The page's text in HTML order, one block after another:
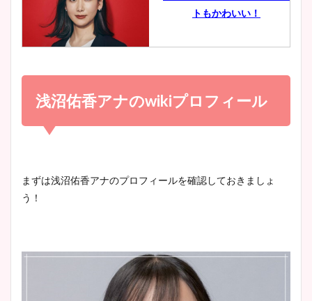
とめ！美脚や水着姿に年齢も
宇賀神メグアナのニット画像
トもかわいい！
小室瑛莉子のカップ画像まと
め！足が美脚でニット衣装も
かわいい！
清水麻椰アナのかわいい画
大家彩香アナのかわいいカッ
プ画像まとめ！同期や実家に
浅沼佑香アナのwikiプロフィール
まずは浅沼佑香アナのプロフィールを確認しておきましょ
う！